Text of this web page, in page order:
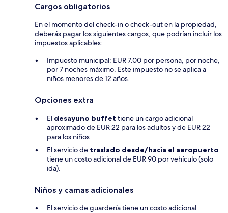
Cargos obligatorios
En el momento del check-in o check-out en la propiedad,
deberás pagar los siguientes cargos, que podrían incluir los
impuestos aplicables:
Impuesto municipal: EUR 7.00 por persona, por noche,
por 7 noches máximo. Este impuesto no se aplica a
niños menores de 12 años.
Opciones extra
El desayuno buffet tiene un cargo adicional
aproximado de EUR 22 para los adultos y de EUR 22
para los niños
El servicio de traslado desde/hacia el aeropuerto
tiene un costo adicional de EUR 90 por vehículo (solo
ida).
Niños y camas adicionales
El servicio de guardería tiene un costo adicional.